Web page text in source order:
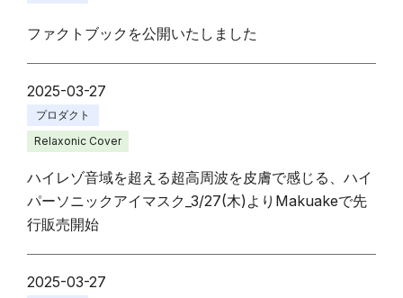
ファクトブックを公開いたしました
2025-03-27
プロダクト
Relaxonic Cover
ハイレゾ音域を超える超高周波を皮膚で感じる、ハイ
パーソニックアイマスク_3/27(木)よりMakuakeで先
行販売開始
2025-03-27